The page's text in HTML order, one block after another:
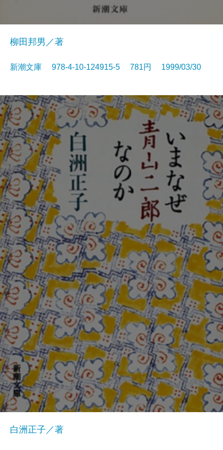
柳田邦男／著
新潮文庫 978-4-10-124915-5 781円 1999/03/30
白洲正子／著